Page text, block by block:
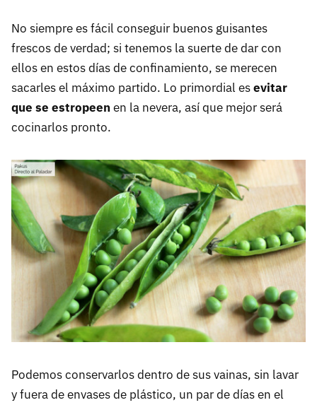
No siempre es fácil conseguir buenos guisantes
frescos de verdad; si tenemos la suerte de dar con
ellos en estos días de confinamiento, se merecen
sacarles el máximo partido. Lo primordial esevitar
que se estropeen en la nevera, así que mejor será
cocinarlos pronto.
Podemos conservarlos dentro de sus vainas, sin lavar
y fuera de envases de plástico, un par de días en el